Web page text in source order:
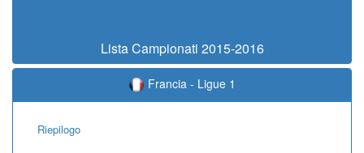
Lista Campionati 2015-2016
Francia - Ligue 1
Riepilogo